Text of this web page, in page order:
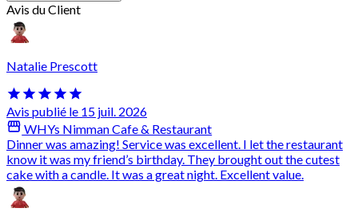
Avis du Client
Natalie Prescott
Avis publié le 15 juil. 2026
WHYs Nimman Cafe & Restaurant
Dinner was amazing! Service was excellent. I let the restaurant
know it was my friend’s birthday. They brought out the cutest
cake with a candle. It was a great night. Excellent value.